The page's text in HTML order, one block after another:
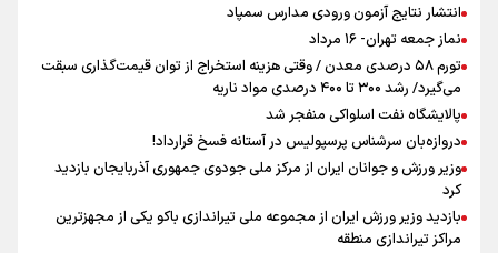
انتشار نتایج آزمون ورودی مدارس سمپاد
نماز جمعه تهران- ۱۶ مرداد
تورم ۵۸ درصدی معدن / وقتی هزینه استخراج از توان قیمت‌گذاری سبقت
می‌گیرد/ رشد ۳۰۰ تا ۴۰۰ درصدی مواد ناریه
پالایشگاه نفت اسلواکی منفجر شد
دروازه‌بان سرشناس پرسپولیس در آستانه فسخ قرارداد!
وزیر ورزش و جوانان ایران از مرکز ملی جودوی جمهوری آذربایجان بازدید
کرد
بازدید وزیر ورزش ایران از مجموعه ملی تیراندازی باکو یکی از مجهزترین
مراکز تیراندازی منطقه